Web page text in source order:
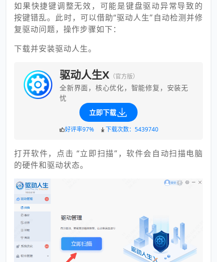
如果快捷键调整无效，可能是键盘驱动异常导致的
按键错乱。此时，可以借助“驱动人生”自动检测并修
复驱动问题，操作步骤如下：
下载并安装驱动人生。
驱动人生X （官方版）
全新界面，核心优化，智能修复，安装无
忧
立即下载
好评率97% 下载次数：5439740
打开软件，点击 “立即扫描”，软件会自动扫描电脑
的硬件和驱动状态。